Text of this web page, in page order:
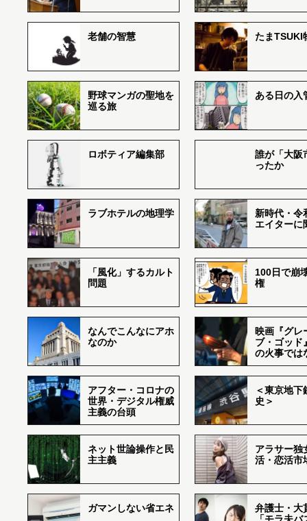
老舗の智慧 たまTSUKI
野球マンガの聖地を
巡る旅
ある日の入
ロボティア編集部
誰が「大阪
ったか
ラブホテルの地理学
新時代・令
エイターに
「風化」するカルト
問題
100日で崩
権
なんでこんなにアホ
なのか
映画『グレ
ブ・ゴッド
の火事では
アフター・コロナの
世界・デジタル権威
主義の台頭
＜東京地下
史＞
ネット世論操作と民
主主義
アラサー独
活・恋活市
ガマンしない省エネ
弁護士・大